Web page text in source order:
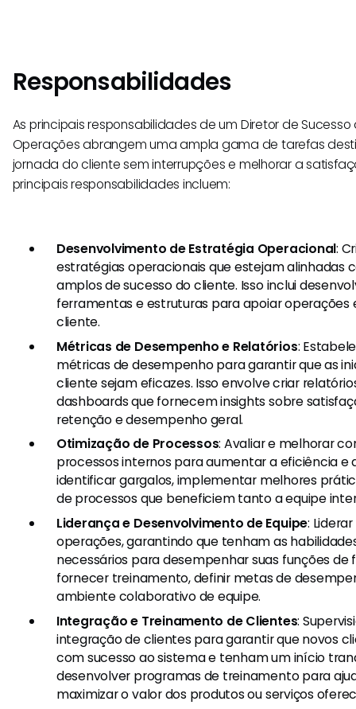
Responsabilidades
As principais responsabilidades de um Diretor de
Operações abrangem uma ampla gama de tarefas
jornada do cliente sem interrupções e melhorar a
principais responsabilidades incluem:
Desenvolvimento de Estratégia Operacional:
estratégias operacionais que estejam alinhadas
amplos de sucesso do cliente. Isso inclui
ferramentas e estruturas para apoiar operações
cliente.
Métricas de Desempenho e Relatórios:
métricas de desempenho para garantir que as
cliente sejam eficazes. Isso envolve criar
dashboards que fornecem insights sobre
retenção e desempenho geral.
Otimização de Processos: Avaliar e melhorar
processos internos para aumentar a eficiência e
identificar gargalos, implementar melhores
de processos que beneficiem tanto a equipe
Liderança e Desenvolvimento de Equipe:
operações, garantindo que tenham as
necessários para desempenhar suas funções de
fornecer treinamento, definir metas de
ambiente colaborativo de equipe.
Integração e Treinamento de Clientes:
integração de clientes para garantir que novos
com sucesso ao sistema e tenham um início
desenvolver programas de treinamento para
maximizar o valor dos produtos ou serviços